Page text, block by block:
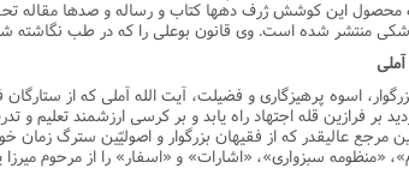
محصول این کوشش ژرف دهها کتاب و رساله و صدها مقاله
منتشر شده است. وى قانون بوعلى را که در طب نگاشته
اسوه پرهیزگارى و فضیلت، آیت الله آملى که از
بر فرازین قله اجتهاد راه یابد و بر کرسى ارزشمند تعلیم
مرجع عالیقدر که از فقیهان بزرگوار و اصولیّین سترگ زمان
«منظومه سبزوارى»، «اشارات» و «اسفار» را از مرحوم